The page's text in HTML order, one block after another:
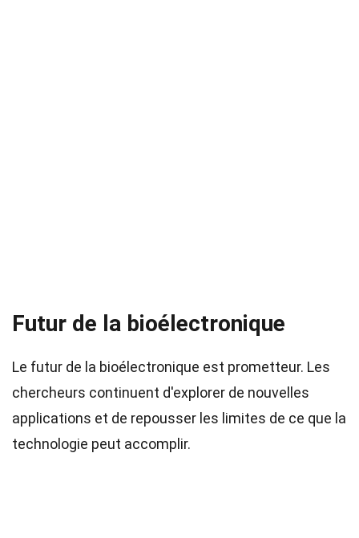
Futur de la bioélectronique
Le futur de la bioélectronique est prometteur. Les
chercheurs continuent d'explorer de nouvelles
applications et de repousser les limites de ce que la
technologie peut accomplir.